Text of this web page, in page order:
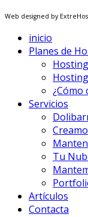
Web designed by
inicio
Planes de
¿Cómo
Servicios
Tu
Artículos
Contacta